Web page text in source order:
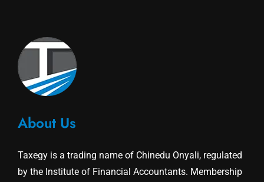
About Us
Taxegy is a trading name of Chinedu Onyali, regulated
by the Institute of Financial Accountants. Membership